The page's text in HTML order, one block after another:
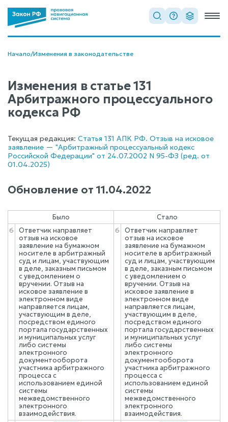
Начало/Изменения в законодательстве
Изменения в статье 131
Арбитражного процессуального
кодекса РФ
Текущая редакция: Статья 131 АПК РФ. Отзыв на исковое
заявление — "Арбитражный процессуальный кодекс
Российской Федерации" от 24.07.2002 N 95-ФЗ (ред. от
01.04.2025)
Обновление от 11.04.2022
Было
Стало
6
Ответчик направляет
отзыв на исковое
заявление на бумажном
носителе в арбитражный
суд и лицам, участвующим
в деле, заказным письмом
с уведомлением о
вручении. Отзыв на
исковое заявление в
электронном виде
направляется лицам,
участвующим в деле,
посредством единого
портала государственных
и муниципальных услуг
либо системы
электронного
документооборота
участника арбитражного
процесса с
использованием единой
системы
межведомственного
электронного
взаимодействия.
6
Ответчик направляет
отзыв на исковое
заявление на бумажном
носителе в арбитражный
суд и лицам, участвующим
в деле, заказным письмом
с уведомлением о
вручении. Отзыв на
исковое заявление в
электронном виде
направляется лицам,
участвующим в деле,
посредством единого
портала государственных
и муниципальных услуг
либо системы
электронного
документооборота
участника арбитражного
процесса с
использованием единой
системы
межведомственного
электронного
взаимодействия.